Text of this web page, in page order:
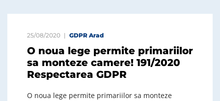
25/08/2020 GDPR Arad
O noua lege permite primariilor
sa monteze camere! 191/2020
Respectarea GDPR
O noua lege permite primariilor sa monteze